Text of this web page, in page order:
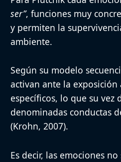
ser”, funciones muy
y permiten la
ambiente.
Según su modelo
activan ante la exposición
específicos, lo que su vez
denominadas conductas
(Krohn, 2007).
Es decir, las emociones